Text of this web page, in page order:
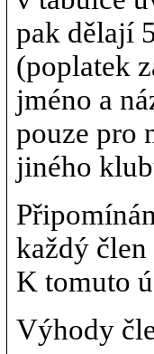
pak dělají
(poplatek
jméno a
pouze pro
jiného
každý člen
K tomuto
Výhody